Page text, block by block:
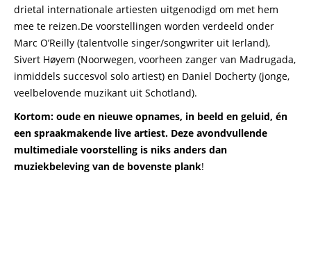
drietal internationale artiesten uitgenodigd om met hem
mee te reizen.De voorstellingen worden verdeeld onder
Marc O’Reilly (talentvolle singer/songwriter uit Ierland),
Sivert Høyem (Noorwegen, voorheen zanger van Madrugada,
inmiddels succesvol solo artiest) en Daniel Docherty (jonge,
veelbelovende muzikant uit Schotland).
Kortom: oude en nieuwe opnames, in beeld en geluid, én
een spraakmakende live artiest. Deze avondvullende
multimediale voorstelling is niks anders dan
muziekbeleving van de bovenste plank!